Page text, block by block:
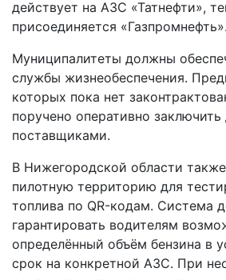
действует на АЗС «Татнефти»,
присоединяется «Газпромнефть».
Муниципалитеты должны
службы жизнеобеспечения.
которых пока нет
поручено оперативно
поставщиками.
В Нижегородской области
пилотную территорию для
топлива по QR-кодам. Система
гарантировать водителям
определённый объём бензина в
срок на конкретной АЗС. При